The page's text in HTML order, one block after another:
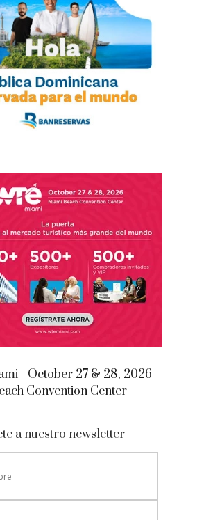
- October 27 & 28, 2026 -
Convention Center
a nuestro newsletter